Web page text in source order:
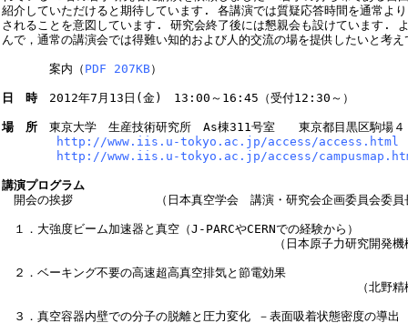
紹介していただけると期待しています. 各講演では質疑応答時間を通常よ
されることを意図しています. 研究会終了後には懇親会も設けています.
んで，通常の講演会では得難い知的および人的交流の場を提供したいと考
案内（ PDF 207KB）
日　時 2012年7月13日(金)　13:00～16:45（受付12:30～）
場　所 東京大学　生産技術研究所　As棟311号室　　東京都目黒区駒場４
http://www.iis.u-tokyo.ac.jp/access/access.html
http://www.iis.u-tokyo.ac.jp/access/
講演プログラム
開会の挨拶　　　　　　　（日本真空学会　講演・研究会企画委員会
１．大強度ビーム加速器と真空（J-PARCやCERNでの経験から）
（日本原子力研究開発機構）　神谷 潤
２．ベーキング不要の高速超高真空排気と節電効果
（北野精機）　山﨑 孝　　
３．真空容器内壁での分子の脱離と圧力変化 －表面吸着状態密度の導出